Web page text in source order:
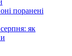
поранені
як